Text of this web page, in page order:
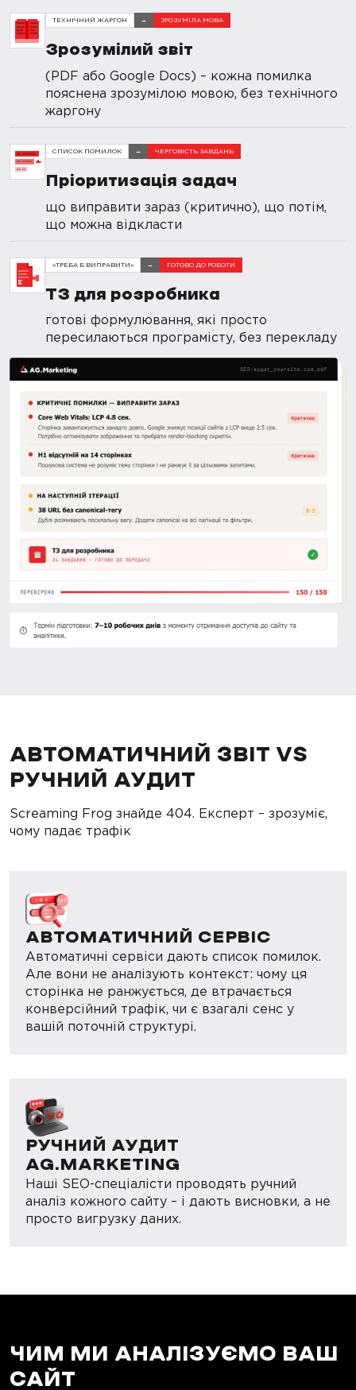
ТЕХНІЧНИЙ ЖАРГОН → ЗРОЗУМІЛА МОВА
Зрозумілий звіт
(PDF або Google Docs) – кожна помилка
пояснена зрозумілою мовою, без технічного
жаргону
СПИСОК ПОМИЛОК → ЧЕРГОВІСТЬ ЗАВДАНЬ
Пріоритизація задач
що виправити зараз (критично), що потім,
що можна відкласти
«ТРЕБА Б ВИПРАВИТИ» → ГОТОВО ДО РОБОТИ
ТЗ для розробника
готові формулювання, які просто
пересилаються програмісту, без перекладу
АВТОМАТИЧНИЙ ЗВІТ VS
РУЧНИЙ АУДИТ
Screaming Frog знайде 404. Експерт – зрозуміє,
чому падає трафік
АВТОМАТИЧНИЙ СЕРВІС
Автоматичні сервіси дають список помилок.
Але вони не аналізують контекст: чому ця
сторінка не ранжується, де втрачається
конверсійний трафік, чи є взагалі сенс у
вашій поточній структурі.
РУЧНИЙ АУДИТ
AG.MARKETING
Наші SEO-спеціалісти проводять ручний
аналіз кожного сайту – і дають висновки, а не
просто вигрузку даних.
ЧИМ МИ АНАЛІЗУЄМО ВАШ
САЙТ